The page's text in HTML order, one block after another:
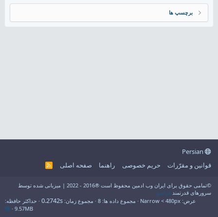
برچسپ ها
قوانین و مقرّرات
حریم خصوصی راهنما صفحه اصلی
R
©تمامی حقوق برای ایران وب ادمین محفوظ است ®2016 - 2022 | میزبانی شده توسط
سرورهای قدرتمند فراسو
عرض
مجموع داده ها 8 مجموع زمان 0.2742s
حداکثر حافظه
9.57MB